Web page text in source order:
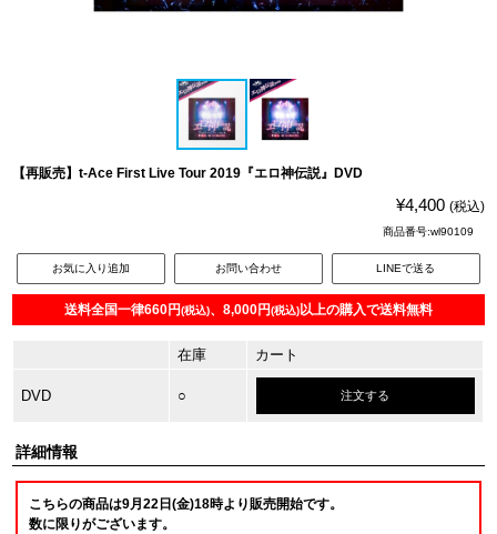
【再販売】t-Ace First Live Tour 2019『エロ神伝説』DVD
¥4,400 (税込)
商品番号:wl90109
お気に入り追加 お問い合わせ LINEで送る
送料全国一律660円(税込)、8,000円(税込)以上の購入で送料無料
在庫 カート
DVD ○ 注文する
詳細情報
こちらの商品は9月22日(金)18時より販売開始です。
数に限りがございます。